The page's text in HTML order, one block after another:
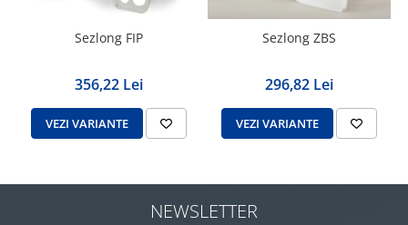
Sezlong FIP
356,22 Lei
VEZI VARIANTE
Sezlong ZBS
296,82 Lei
VEZI VARIANTE
NEWSLETTER